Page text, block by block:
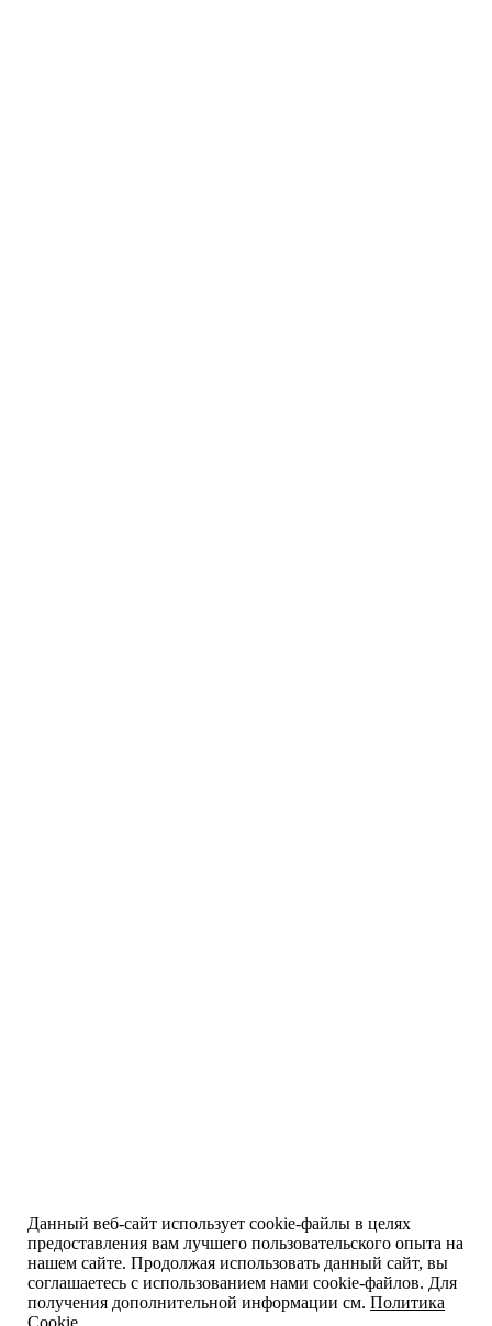
Данный веб-сайт использует cookie-файлы в целях
предоставления вам лучшего пользовательского опыта на
нашем сайте. Продолжая использовать данный сайт, вы
соглашаетесь с использованием нами cookie-файлов. Для
получения дополнительной информации см.Политика
Cookie